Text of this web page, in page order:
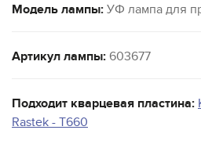
Модель лампы: УФ лампа для
Артикул лампы: 603677
Подходит кварцевая пластина:
Rastek - T660